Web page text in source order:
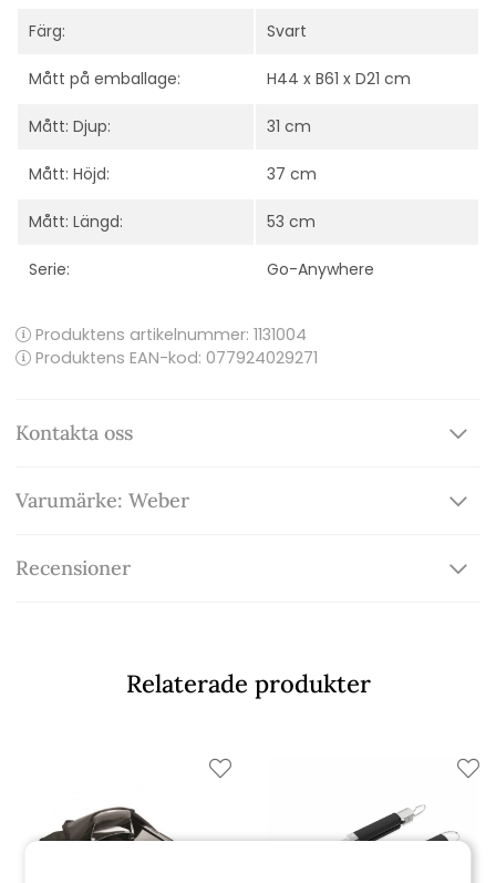
Färg: Svart
Mått på emballage: H44 x B61 x D21 cm
Mått: Djup: 31 cm
Mått: Höjd: 37 cm
Mått: Längd: 53 cm
Serie: Go-Anywhere
Produktens artikelnummer: 1131004
Produktens EAN-kod: 077924029271
Kontakta oss
Varumärke: Weber
Recensioner
Relaterade produkter